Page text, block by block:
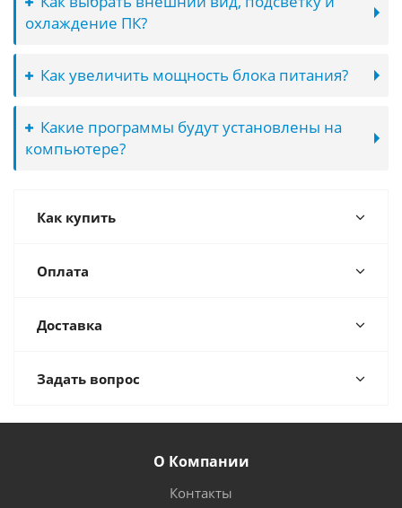
охлаждение ПК?
Как увеличить мощность блока питания?
Какие программы будут установлены на
компьютере?
Как купить
Оплата
Доставка
Задать вопрос
О Компании
Контакты